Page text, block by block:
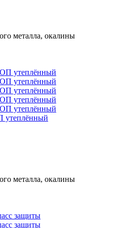
металла, окалины
утеплённый
металла, окалины